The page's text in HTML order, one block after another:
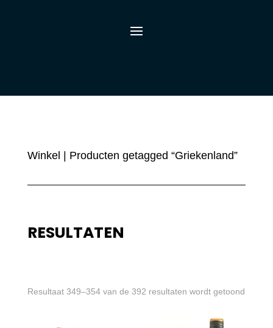
Winkel | Producten getagged “Griekenland”
RESULTATEN
Resultaat 349–354 van de 392 resultaten wordt getoond